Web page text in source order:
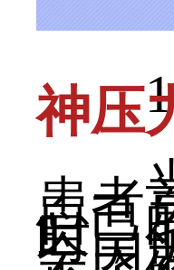
1
神压
当
患者
自己
时，
会因